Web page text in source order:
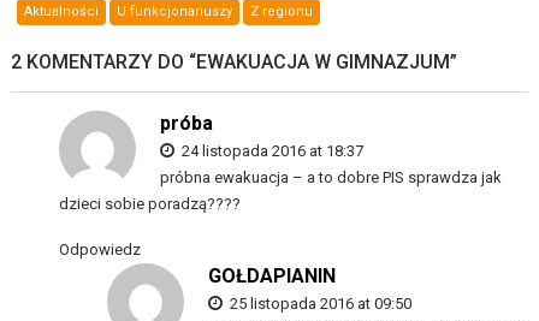
Aktualności U funkcjonariuszy Z regionu
2 KOMENTARZY DO “EWAKUACJA W GIMNAZJUM”
próba
24 listopada 2016 at 18:37
próbna ewakuacja – a to dobre PIS sprawdza jak
dzieci sobie poradzą????
Odpowiedz
GOŁDAPIANIN
25 listopada 2016 at 09:50